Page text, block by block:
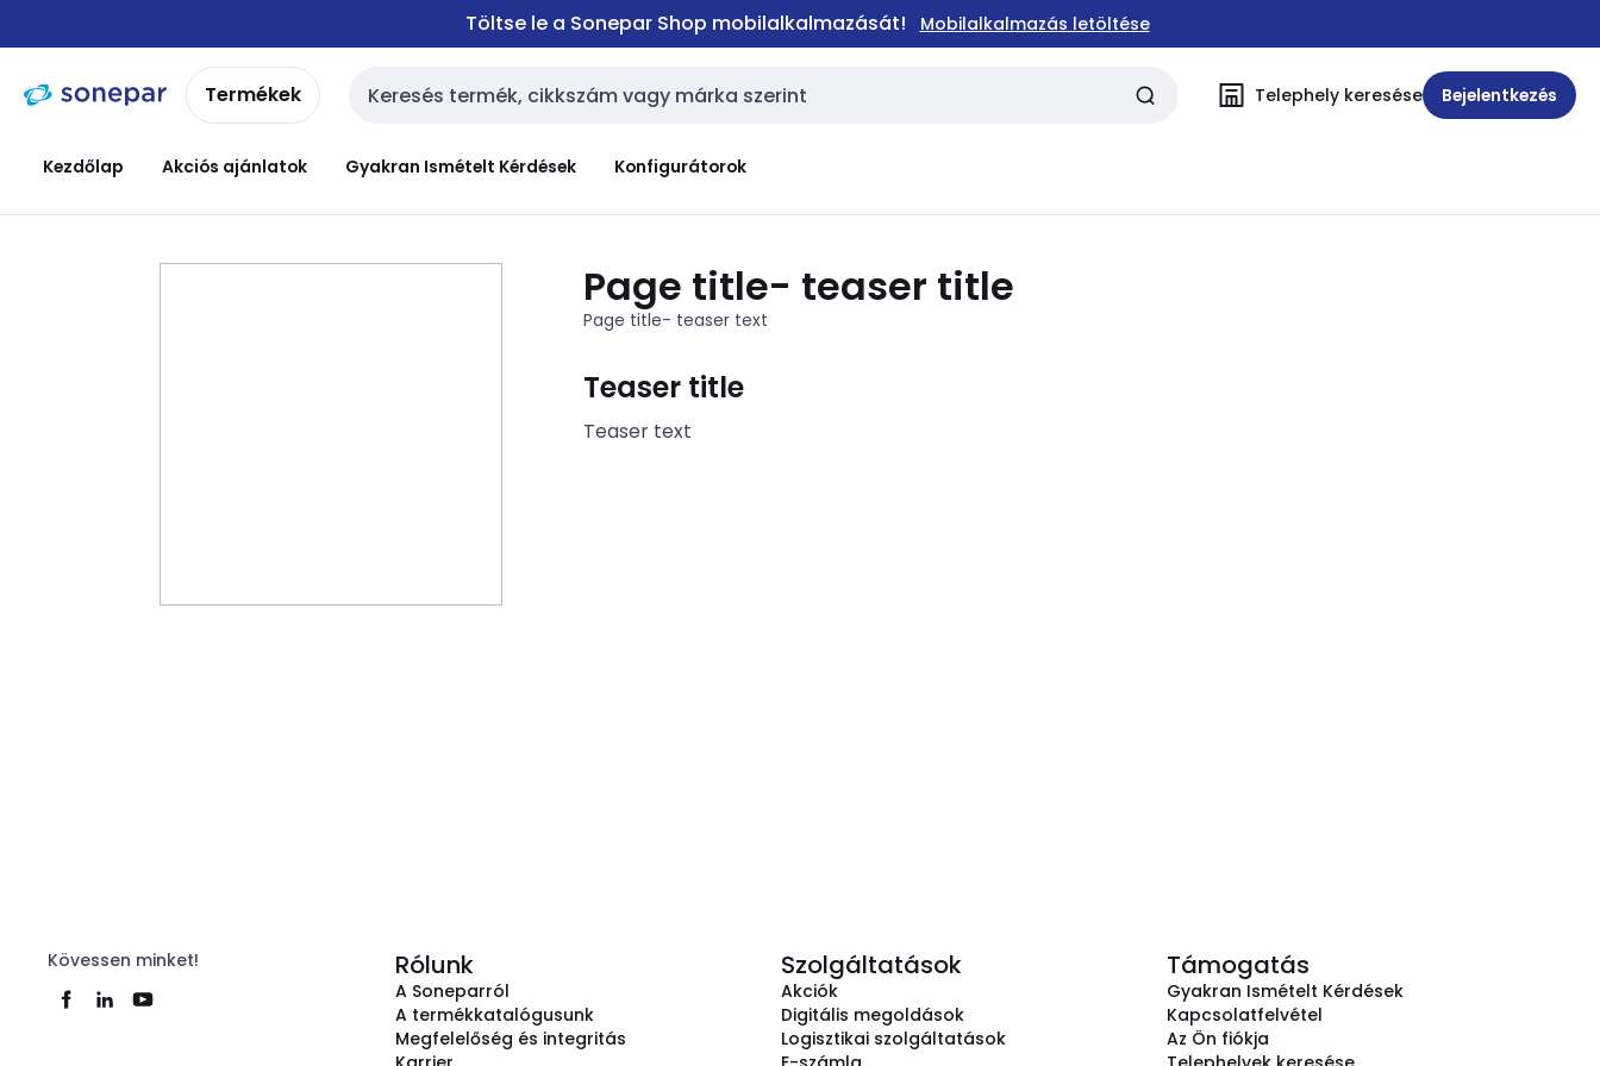
navigációhoztartalomra
Töltse le a Sonepar Shop mobilalkalmazását! Mobilalkalmazás letöltése
Termékek Keresési bemenet Telephely keresése Bejelentkezés
Kezdőlap Akciós ajánlatok Gyakran Ismételt Kérdések Konfigurátorok
Page title- teaser title
Page title- teaser text
Teaser title
Teaser text
Kövessen minket! Rólunk
A Soneparról
A termékkatalógusunk
Megfelelőség és integritás
Szolgáltatások
Akciók
Digitális megoldások
Logisztikai szolgáltatások
Támogatás
Gyakran Ismételt Kérdések
Kapcsolatfelvétel
Az Ön fiókja